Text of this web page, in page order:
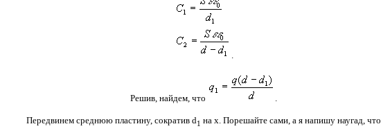
Решив, найдем, что
Передвинем среднюю пластину, сократив d1 на х. Порешайте сами, а я напишу наугад, что